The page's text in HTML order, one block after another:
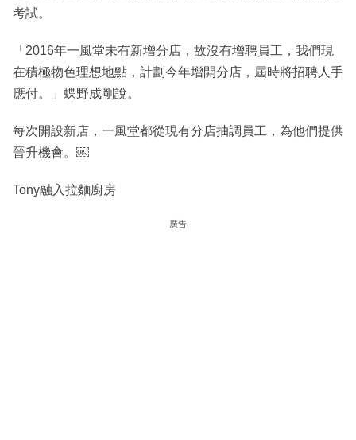
考試。
「2016年一風堂未有新增分店，故沒有增聘員工，我們現
在積極物色理想地點，計劃今年增開分店，屆時將招聘人手
應付。」蝶野成剛說。
每次開設新店，一風堂都從現有分店抽調員工，為他們提供
晉升機會。￼
Tony融入拉麵廚房
廣告